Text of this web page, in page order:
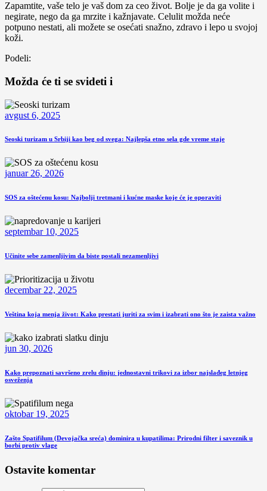
Zapamtite, vaše telo je vaš dom za ceo život. Bolje je da ga volite i
negirate, nego da ga mrzite i kažnjavate. Celulit možda neće
potpuno nestati, ali možete se osećati snažno, zdravo i lepo u svojoj
koži.
Podeli:
Možda će ti se svideti i
avgust 6, 2025
Seoski turizam u Srbiji kao beg od svega: Najlepša etno sela gde vreme staje
januar 26, 2026
SOS za oštećenu kosu: Najbolji tretmani i kućne maske koje će je oporaviti
septembar 10, 2025
Učinite sebe zamenljivim da biste postali nezamenljivi
decembar 22, 2025
Veština koja menja život: Kako prestati juriti za svim i izabrati ono što je zaista važno
jun 30, 2026
Kako prepoznati savršeno zrelu dinju: jednostavni trikovi za izbor najslađeg letnjeg
osveženja
oktobar 19, 2025
Zašto Spatifilum (Devojačka sreća) dominira u kupatilima: Prirodni filter i saveznik u
borbi protiv vlage
Ostavite komentar